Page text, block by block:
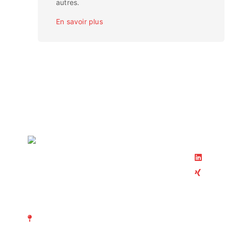
autres.
En savoir plus